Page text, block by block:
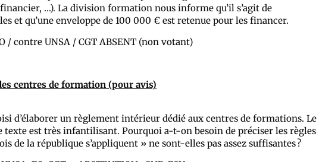
…). La division formation nous informe qu’il s’agit de
et qu’une enveloppe de 100 000 € est retenue pour les financer.
/ contre UNSA / CGT ABSENT (non votant)
centres de formation (pour avis)
d’élaborer un règlement intérieur dédié aux centres de formations. Le
texte est très infantilisant. Pourquoi a-t-on besoin de préciser les règles
de la république s’appliquent » ne sont-elles pas assez suffisantes ?